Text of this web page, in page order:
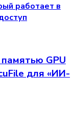
работает в
GPU
для «ИИ-